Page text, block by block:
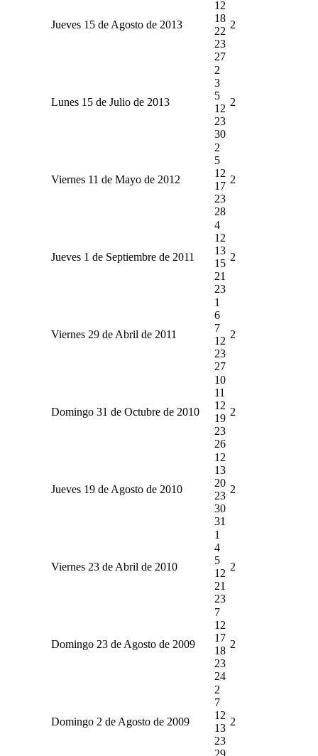
Jueves 15 de Agosto de 2013
12
18
22
23
27
2
Lunes 15 de Julio de 2013
2
3
5
12
23
30
2
Viernes 11 de Mayo de 2012
2
5
12
17
23
28
2
Jueves 1 de Septiembre de 2011
4
12
13
15
21
23
2
Viernes 29 de Abril de 2011
1
6
7
12
23
27
2
Domingo 31 de Octubre de 2010
10
11
12
19
23
26
2
Jueves 19 de Agosto de 2010
12
13
20
23
30
31
2
Viernes 23 de Abril de 2010
1
4
5
12
21
23
2
Domingo 23 de Agosto de 2009
7
12
17
18
23
24
2
Domingo 2 de Agosto de 2009
2
7
12
13
23
29
2